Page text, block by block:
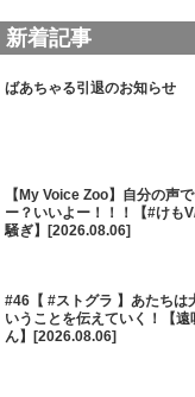
新着記事
ばあちゃる引退のお知らせ
【My Voice Zoo】自分の声
ー？いいよー！！！【#けも
騒ぎ】[2026.08.06]
#46【 #ストグラ 】あたちは
いうことを伝えていく！【遠
ん】[2026.08.06]